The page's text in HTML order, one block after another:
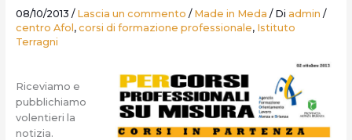
08/10/2013 / Lascia un commento / Made in Meda / Di admin /
centro Afol, corsi di formazione professionale, Istituto
Terragni
Riceviamo e
pubblichiamo
volentieri la
notizia.